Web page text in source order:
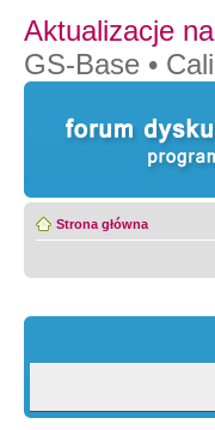
Aktualizacje
GS-Base •
Strona główna